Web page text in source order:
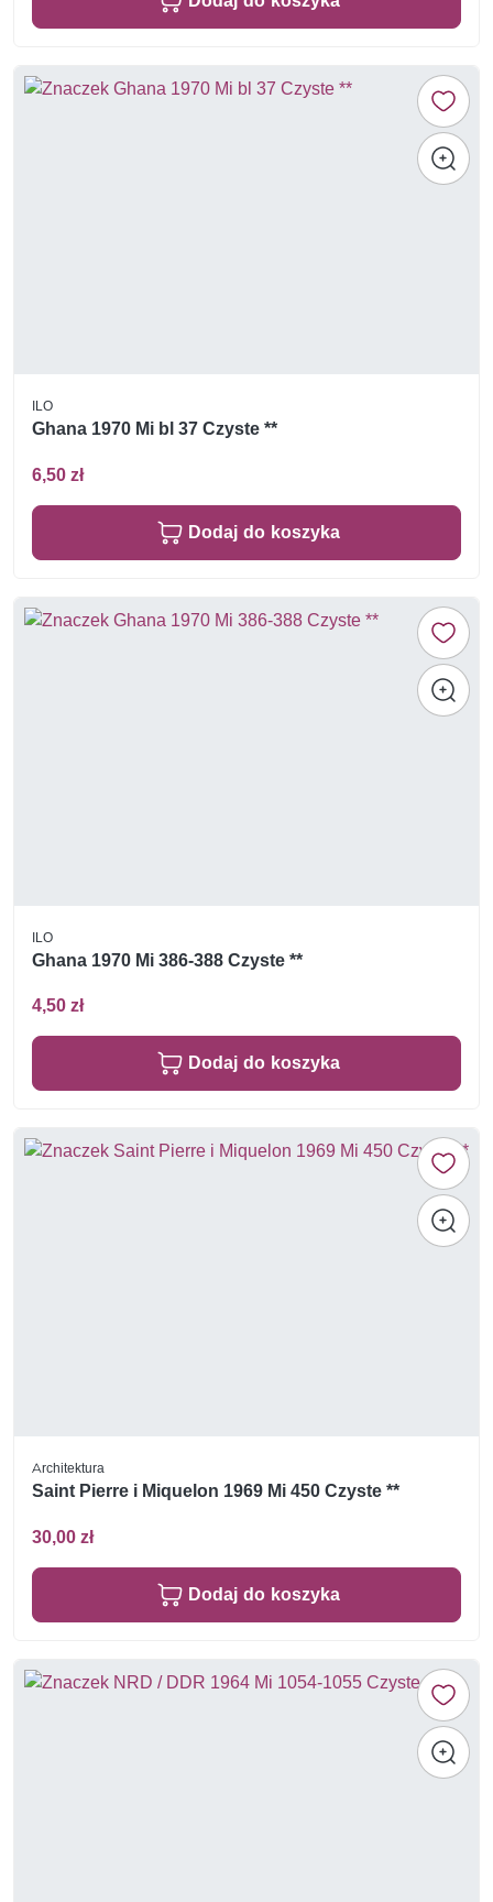
ILO
Ghana 1970 Mi bl 37 Czyste **
6,50 zł
Dodaj do koszyka
ILO
Ghana 1970 Mi 386-388 Czyste **
4,50 zł
Dodaj do koszyka
Architektura
Saint Pierre i Miquelon 1969 Mi 450 Czyste **
30,00 zł
Dodaj do koszyka